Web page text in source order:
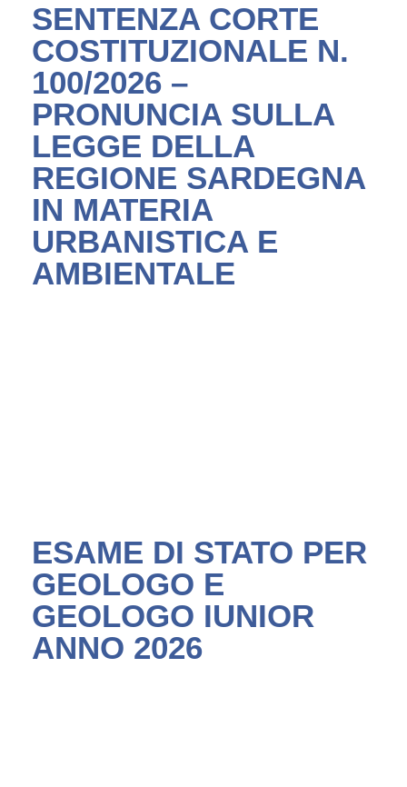
SENTENZA CORTE
COSTITUZIONALE N.
100/2026 –
PRONUNCIA SULLA
LEGGE DELLA
REGIONE SARDEGNA
IN MATERIA
URBANISTICA E
AMBIENTALE
ESAME DI STATO PER
GEOLOGO E
GEOLOGO IUNIOR
ANNO 2026